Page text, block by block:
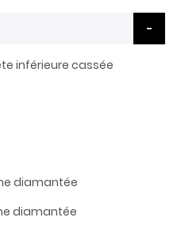
inférieure cassée
diamantée
diamantée